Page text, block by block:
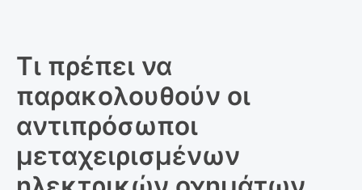
Τι πρέπει να
παρακολουθούν οι
αντιπρόσωποι
μεταχειρισμένων